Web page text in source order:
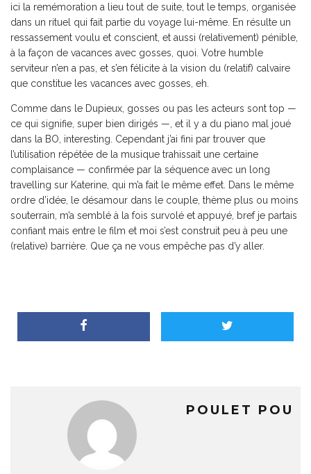
ici la remémoration a lieu tout de suite, tout le temps, organisée
dans un rituel qui fait partie du voyage lui-même. En résulte un
ressassement voulu et conscient, et aussi (relativement) pénible,
à la façon de vacances avec gosses, quoi. Votre humble
serviteur n’en a pas, et s’en félicite à la vision du (relatif) calvaire
que constitue les vacances avec gosses, eh.
Comme dans le Dupieux, gosses ou pas les acteurs sont top —
ce qui signifie, super bien dirigés —, et il y a du piano mal joué
dans la BO, interesting. Cependant j’ai fini par trouver que
l’utilisation répétée de la musique trahissait une certaine
complaisance — confirmée par la séquence avec un long
travelling sur Katerine, qui m’a fait le même effet. Dans le même
ordre d’idée, le désamour dans le couple, thème plus ou moins
souterrain, m’a semblé à la fois survolé et appuyé, bref je partais
confiant mais entre le film et moi s’est construit peu à peu une
(relative) barrière. Que ça ne vous empêche pas d’y aller.
POULET POU